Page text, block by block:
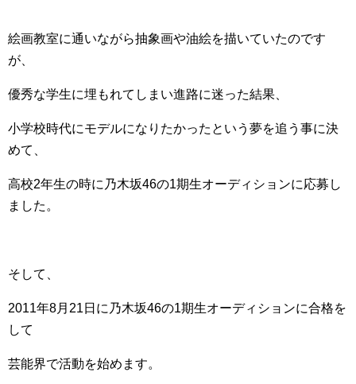
絵画教室に通いながら抽象画や油絵を描いていたのです
が、
優秀な学生に埋もれてしまい進路に迷った結果、
小学校時代にモデルになりたかったという夢を追う事に決
めて、
高校2年生の時に乃木坂46の1期生オーディションに応募し
ました。
そして、
2011年8月21日に乃木坂46の1期生オーディションに合格を
して
芸能界で活動を始めます。